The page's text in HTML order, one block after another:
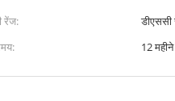
रेंज:
12